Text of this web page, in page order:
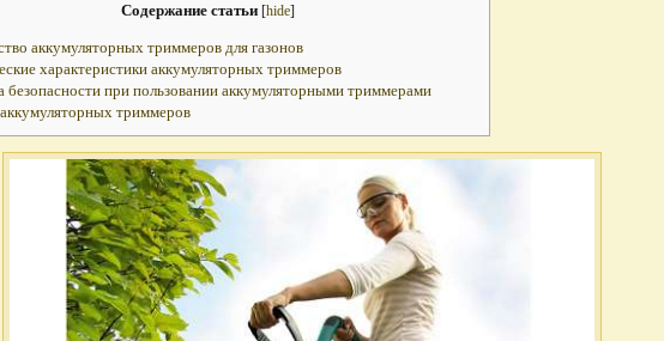
Содержание статьи [hide]
аккумуляторных триммеров для газонов
характеристики аккумуляторных триммеров
безопасности при пользовании аккумуляторными триммерами
триммеров